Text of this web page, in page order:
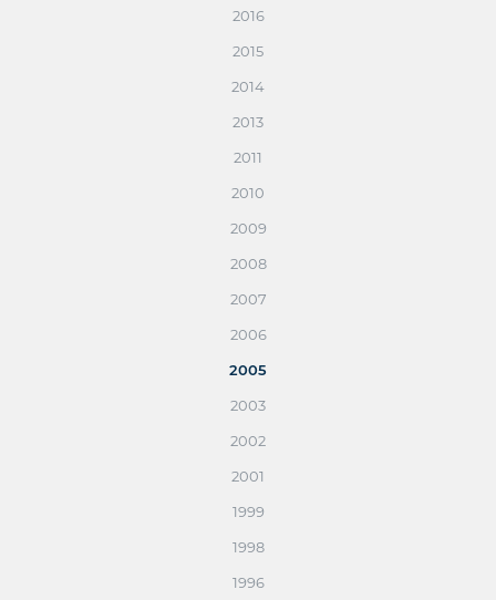
2016
2015
2014
2013
2011
2010
2009
2008
2007
2006
2005
2003
2002
2001
1999
1998
1996